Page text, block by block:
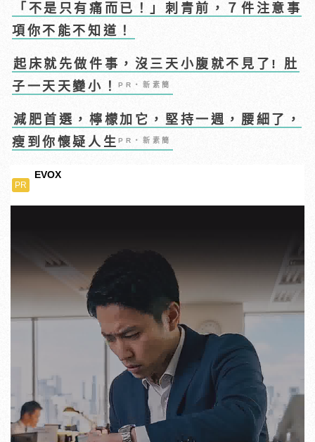
「不是只有痛而已！」刺青前，７件注意事
項你不能不知道！
起床就先做件事，沒三天小腹就不見了! 肚
子一天天變小！PR・新素簡
減肥首選，檸檬加它，堅持一週，腰細了，
瘦到你懷疑人生PR・新素簡
PR
EVOX